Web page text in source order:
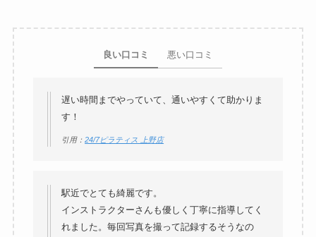
良い口コミ 悪い口コミ
遅い時間までやっていて、通いやすくて助かりま
す！
引用：24/7ピラティス 上野店
駅近でとても綺麗です。
インストラクターさんも優しく丁寧に指導してく
れました。毎回写真を撮って記録するそうなの